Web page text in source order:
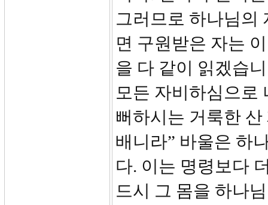
그러므로 하나님의
면 구원받은 자는
을 다 같이 읽겠습
모든 자비하심으로
뻐하시는 거룩한
배니라” 바울은 하
다. 이는 명령보다
드시 그 몸을 하나